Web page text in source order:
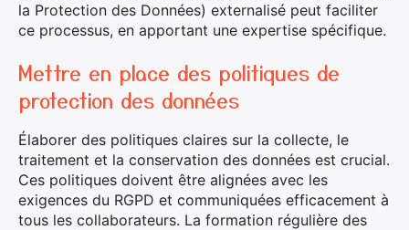
la Protection des Données) externalisé peut faciliter
ce processus, en apportant une expertise spécifique.
Mettre en place des politiques de
protection des données
Élaborer des politiques claires sur la collecte, le
traitement et la conservation des données est crucial.
Ces politiques doivent être alignées avec les
exigences du RGPD et communiquées efficacement à
tous les collaborateurs. La formation régulière des